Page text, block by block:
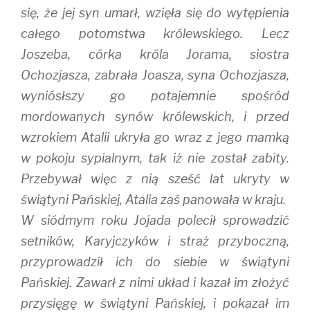
się, że jej syn umarł, wzięła się do wytępienia
całego potomstwa królewskiego. Lecz
Joszeba, córka króla Jorama, siostra
Ochozjasza, zabrała Joasza, syna Ochozjasza,
wyniósłszy go potajemnie spośród
mordowanych synów królewskich, i przed
wzrokiem Atalii ukryła go wraz z jego mamką
w pokoju sypialnym, tak iż nie został zabity.
Przebywał więc z nią sześć lat ukryty w
świątyni Pańskiej, Atalia zaś panowała w kraju.
W siódmym roku Jojada polecił sprowadzić
setników, Karyjczyków i straż przyboczną,
przyprowadził ich do siebie w świątyni
Pańskiej. Zawarł z nimi układ i kazał im złożyć
przysięgę w świątyni Pańskiej, i pokazał im